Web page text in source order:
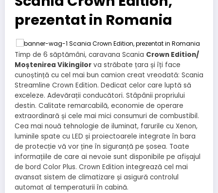
prezentat in Romania
Timp de 6 săptămâni, caravana Scania Crown Edition/
Moștenirea Vikingilor va străbate țara și îți face
cunoștință cu cel mai bun camion creat vreodată: Scania
Streamline Crown Edition. Dedicat celor care luptă să
exceleze. Adevărații conducători. Stâpânii propriului
destin. Calitate remarcabilă, economie de operare
extraordinară și cele mai mici consumuri de combustibil.
Cea mai nouă tehnologie de iluminat, farurile cu Xenon,
luminile spate cu LED și proiectoarele integrate în bara
de protecție vă vor ține în siguranță pe șosea. Toate
informațiile de care ai nevoie sunt disponibile pe afișajul
de bord Color Plus. Crown Edition integrează cel mai
avansat sistem de climatizare și asigură controlul
automat al temperaturii în cabină.